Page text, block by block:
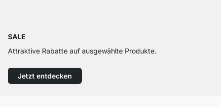
SALE
Attraktive Rabatte auf ausgewählte Produkte.
Jetzt entdecken